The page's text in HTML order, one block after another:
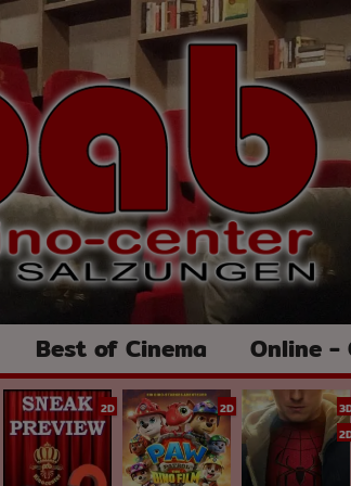
Best of Cinema Online -
2D 2D